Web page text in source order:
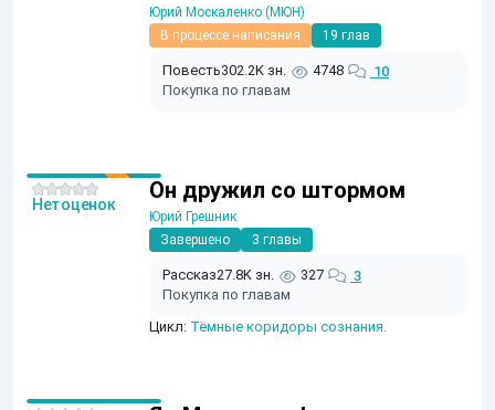
Юрий Москаленко (МЮН)
В процессе написания
19 глав
Повесть302.2K зн. 4748
10
Покупка по главам
Он дружил со штормом
Юрий Грешник
Завершено
3 главы
Рассказ27.8K зн. 327
3
Покупка по главам
Цикл: Тёмные коридоры сознания.
Нет оценок